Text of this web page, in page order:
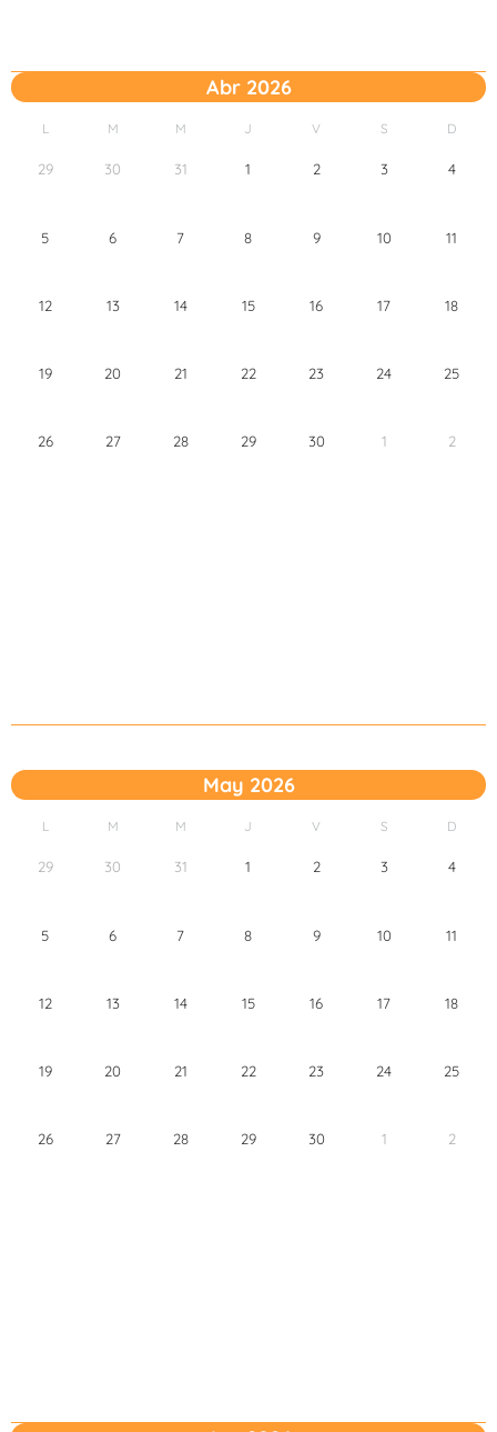
Abr 2026
L M M J V S D
29 30 31 1 2 3 4
5 6 7 8 9 10 11
12 13 14 15 16 17 18
19 20 21 22 23 24 25
26 27 28 29 30 1 2
May 2026
L M M J V S D
29 30 31 1 2 3 4
5 6 7 8 9 10 11
12 13 14 15 16 17 18
19 20 21 22 23 24 25
26 27 28 29 30 1 2